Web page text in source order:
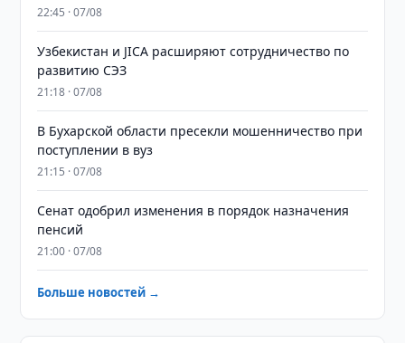
22:45 · 07/08
Узбекистан и JICA расширяют сотрудничество по
развитию СЭЗ
21:18 · 07/08
В Бухарской области пресекли мошенничество при
поступлении в вуз
21:15 · 07/08
Сенат одобрил изменения в порядок назначения
пенсий
21:00 · 07/08
Больше новостей →